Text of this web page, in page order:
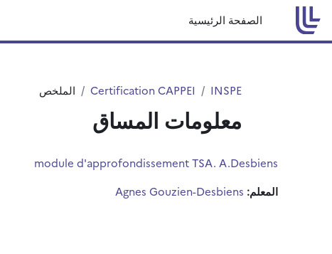
تخطى إلى المحتوى الرئيسي
الصفحة الرئيسية
INSPE
Certification CAPPEI الملخص
معلومات المساق
module d'approfondissement TSA. A.Desbiens
المعلم: Agnes Gouzien-Desbiens